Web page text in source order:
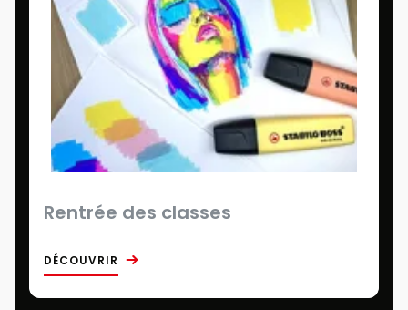
Rentrée des classes
DÉCOUVRIR